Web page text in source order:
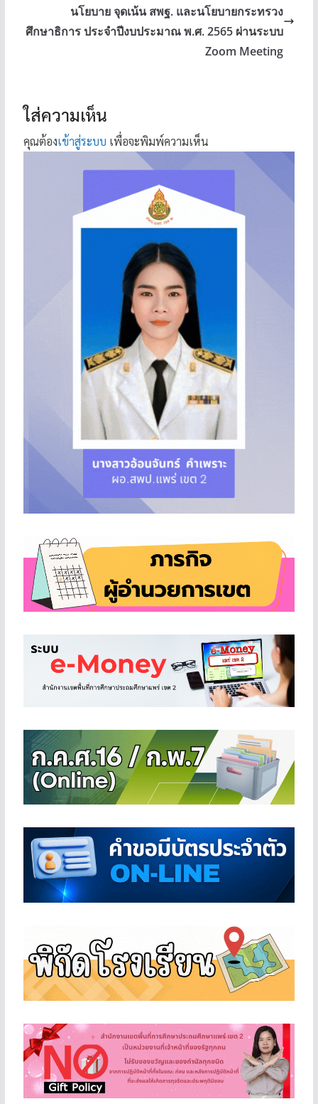
นโยบาย จุดเน้น สพฐ. และนโยบายกระทรวง
ศึกษาธิการ ประจำปีงบประมาณ พ.ศ. 2565 ผ่านระบบ
Zoom Meeting
ใส่ความเห็น
คุณต้องเข้าสู่ระบบ เพื่อจะพิมพ์ความเห็น